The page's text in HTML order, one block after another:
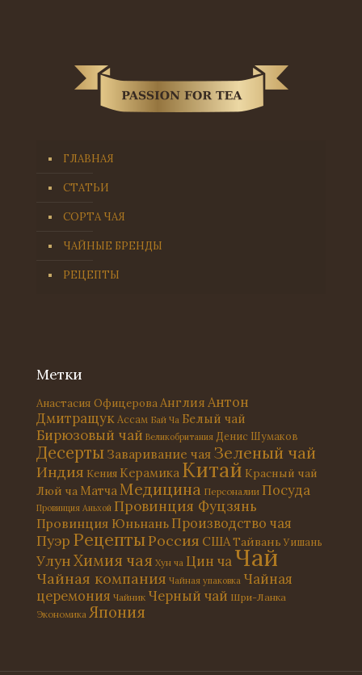
ГЛАВНАЯ
СТАТЬИ
СОРТА ЧАЯ
ЧАЙНЫЕ БРЕНДЫ
РЕЦЕПТЫ
Метки
Анастасия Офицерова Англия Антон
Дмитращук Ассам Бай Ча Белый чай
Бирюзовый чай Великобритания Денис Шумаков
Десерты Заваривание чая Зеленый чай
Индия Кения Керамика Китай Красный чай
Люй ча Матча Медицина Персоналии Посуда
Провинция Аньхой Провинция Фуцзянь
Провинция Юньнань Производство чая
Пуэр РецептыРоссия СШАТайвань Уишань
УлунХимия чая Хун ча Цин чаЧай
Чайная компания Чайная упаковка Чайная
церемония Чайник Черный чай Шри-Ланка
Экономика Япония